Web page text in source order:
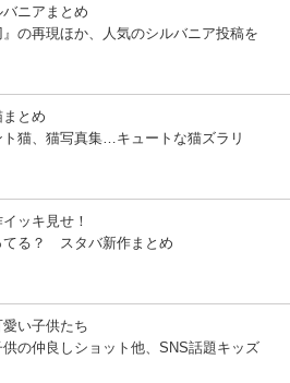
ニアまとめ
』の再現ほか、人気のシルバニア投稿を
とめ
ト猫、猫写真集…キュートな猫ズラリ
ッキ見せ！
てる？ スタバ新作まとめ
い子供たち
の仲良しショット他、SNS話題キッズ